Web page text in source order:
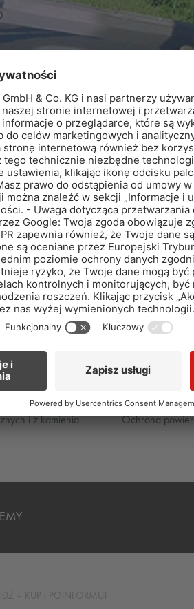
AQUAFIN-1K
zaprawa uszczelniająca
UNIFLEX-M-PLUS
B do AQUAFIN®-2K/M-PLUS
i z kamienia
Ochrona